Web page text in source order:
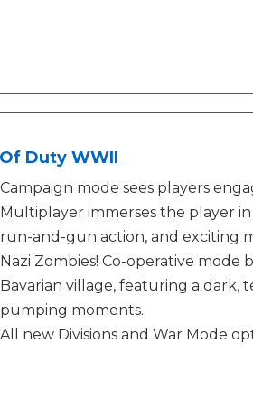
Duty WWII
Campaign mode sees players
Multiplayer immerses the player
run-and-gun action, and exciting
Nazi Zombies! Co-operative mode
Bavarian village, featuring a dark,
pumping moments.
All new Divisions and War Mode